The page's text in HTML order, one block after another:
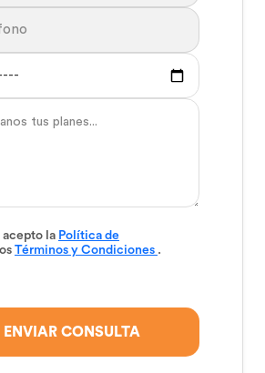
acepto la Política de
Términos y Condiciones .
ENVIAR CONSULTA